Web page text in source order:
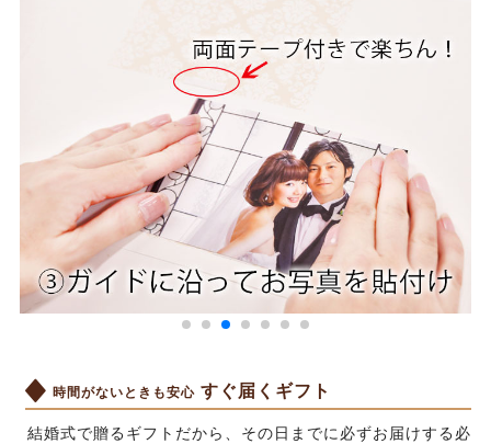
時間がないときも安心すぐ届くギフト
結婚式で贈るギフトだから、その日までに必ずお届けする必